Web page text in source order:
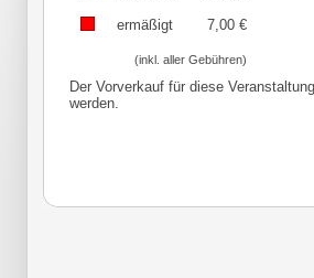
ermäßigt 7,00 €
(inkl. aller Gebühren)
Der Vorverkauf für diese
werden.